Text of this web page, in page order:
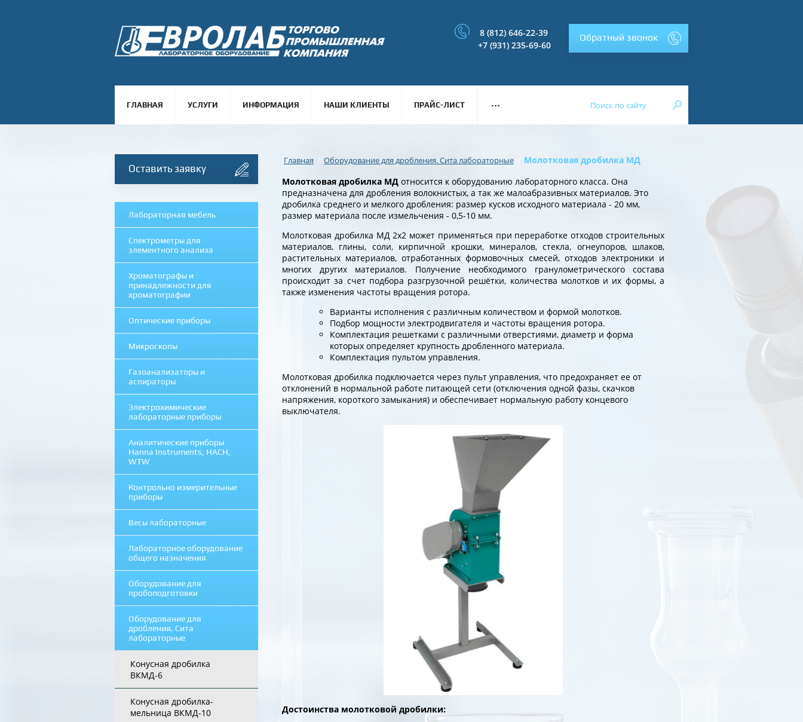
8 (812) 646-22-39
+7 (931) 235-69-60
Обратный звонок
ГЛАВНАЯ УСЛУГИ ИНФОРМАЦИЯ НАШИ КЛИЕНТЫ ПРАЙС-ЛИСТ ...
Оставить заявку
Лабораторная мебель
Спектрометры для
элементного анализа
Хроматографы и
принадлежности для
хроматографии
Оптические приборы
Микроскопы
Газоанализаторы и
аспираторы
Электрохимические
лабораторные приборы
Аналитические приборы
Hanna Instruments, HACH,
WTW
Контрольно измерительные
приборы
Весы лабораторные
Лабораторное оборудование
общего назначения
Оборудование для
пробоподготовки
Оборудование для
дробления. Сита
лабораторные
Конусная дробилка
ВКМД-6
Конусная дробилка-
мельница ВКМД-10
Главная / Оборудование для дробления. Сита лабораторные
Молотковая дробилка МД
Молотковая дробилка МД относится к оборудованию лабораторного класса. Она
предназначена для дробления волокнистых, а так же малоабразивных материалов. Это
дробилка среднего и мелкого дробления: размер кусков исходного материала - 20 мм,
размер материала после измельчения - 0,5-10 мм.
Молотковая дробилка МД 2х2 может применяться при переработке отходов строительных
материалов, глины, соли, кирпичной крошки, минералов, стекла, огнеупоров, шлаков,
растительных материалов, отработанных формовочных смесей, отходов электроники и
многих других материалов. Получение необходимого гранулометрического состава
происходит за счет подбора разгрузочной решётки, количества молотков и их формы, а
также изменения частоты вращения ротора.
Варианты исполнения с различным количеством и формой молотков.
Подбор мощности электродвигателя и частоты вращения ротора.
Комплектация решетками с различными отверстиями, диаметр и форма
которых определяет крупность дробленного материала.
Комплектация пультом управления.
Молотковая дробилка подключается через пульт управления, что предохраняет ее от
отклонений в нормальной работе питающей сети (отключения одной фазы, скачков
напряжения, короткого замыкания) и обеспечивает нормальную работу концевого
выключателя.
Достоинства молотковой дробилки: